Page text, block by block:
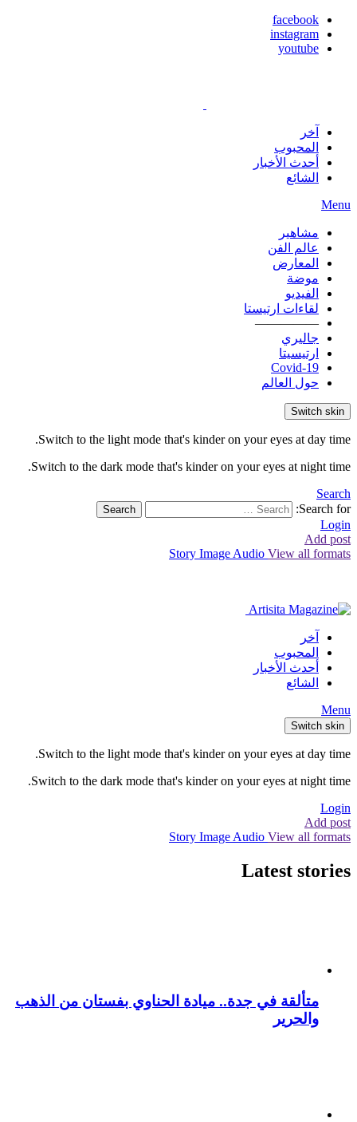
facebook
instagram
youtube
آخر
المحبوب
أحدث الأخبار
الشائع
Menu
مشاهير
عالم الفن
المعارض
موضة
الفيديو
لقاءات ارتيستا
—————
جاليري
ارتيسيتا
Covid-19
حول العالم
Switch skin
Switch to the light mode that's kinder on your eyes at day time.
Switch to the dark mode that's kinder on your eyes at night time.
Search
Search for:
Search
Login
Add post
Story Image Audio View all formats
آخر
المحبوب
أحدث الأخبار
الشائع
Menu
Switch skin
Switch to the light mode that's kinder on your eyes at day time.
Switch to the dark mode that's kinder on your eyes at night time.
Login
Add post
Story Image Audio View all formats
Latest stories
متألقة في جدة.. ميادة الحناوي بفستان من الذهب
والحرير